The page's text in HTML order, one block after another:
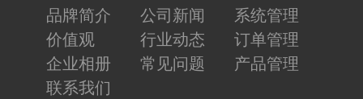
品牌简介
价值观
企业相册
联系我们
公司新闻
行业动态
常见问题
系统管理
订单管理
产品管理